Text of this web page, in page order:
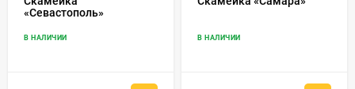
«Севастополь»
В НАЛИЧИИ В НАЛИЧИИ